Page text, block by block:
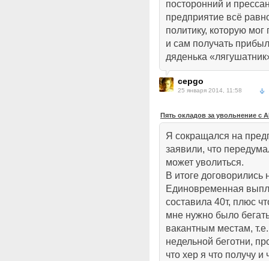
посторонний и
предприятие всё
политику, которую
и сам получать
дяденька
cepgo
25 января 2014, 11:58
Пять окладов за увольнение с
Я сокращался на
заявили, что
может уволиться.
В итоге договорились
Единовременная
составила 40т, плюс
мне нужно было
вакантным местам,
недельной беготни,
что хер я что получу